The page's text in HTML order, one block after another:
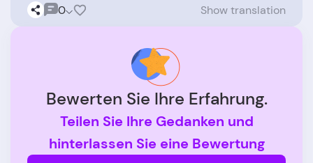
0 Show translation
Bewerten Sie Ihre Erfahrung.
Teilen Sie Ihre Gedanken und
hinterlassen Sie eine Bewertung